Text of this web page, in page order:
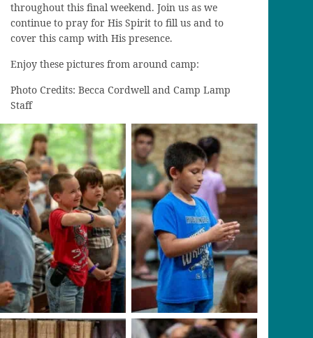
throughout this final weekend. Join us as we
continue to pray for His Spirit to fill us and to
cover this camp with His presence.
Enjoy these pictures from around camp:
Photo Credits: Becca Cordwell and Camp Lamp
Staff
No Caption No Caption